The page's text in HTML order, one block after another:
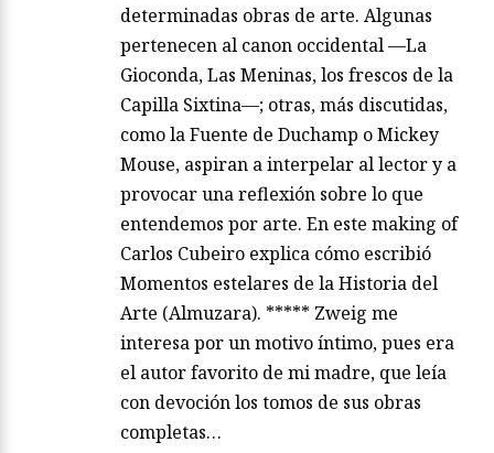
determinadas obras de arte. Algunas
pertenecen al canon occidental —La
Gioconda, Las Meninas, los frescos de la
Capilla Sixtina—; otras, más discutidas,
como la Fuente de Duchamp o Mickey
Mouse, aspiran a interpelar al lector y a
provocar una reflexión sobre lo que
entendemos por arte. En este making of
Carlos Cubeiro explica cómo escribió
Momentos estelares de la Historia del
Arte (Almuzara). ***** Zweig me
interesa por un motivo íntimo, pues era
el autor favorito de mi madre, que leía
con devoción los tomos de sus obras
completas…